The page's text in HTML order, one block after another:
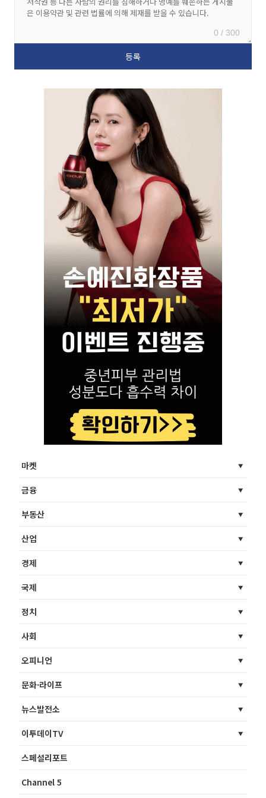
0 / 300
마켓
금융
부동산
산업
경제
국제
정치
사회
오피니언
문화·라이프
뉴스발전소
이투데이TV
스페셜리포트
Channel 5